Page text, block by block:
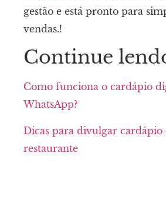
gestão e está pronto para
vendas.!
Continue
Como funciona o cardápio
WhatsApp?
Dicas para divulgar cardápio
restaurante